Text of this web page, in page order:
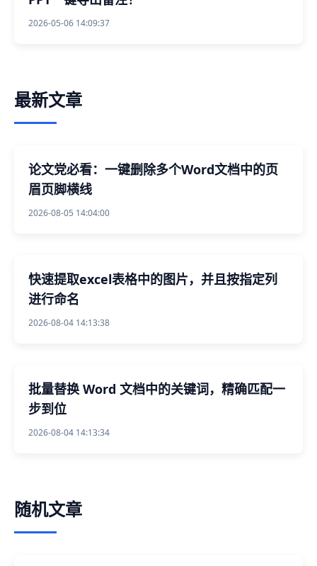
2026-05-06 14:09:37
最新文章
论文党必看：一键删除多个Word文档中的页
眉页脚横线
2026-08-05 14:04:00
快速提取excel表格中的图片，并且按指定列
进行命名
2026-08-04 14:13:38
批量替换 Word 文档中的关键词，精确匹配一
步到位
2026-08-04 14:13:34
随机文章